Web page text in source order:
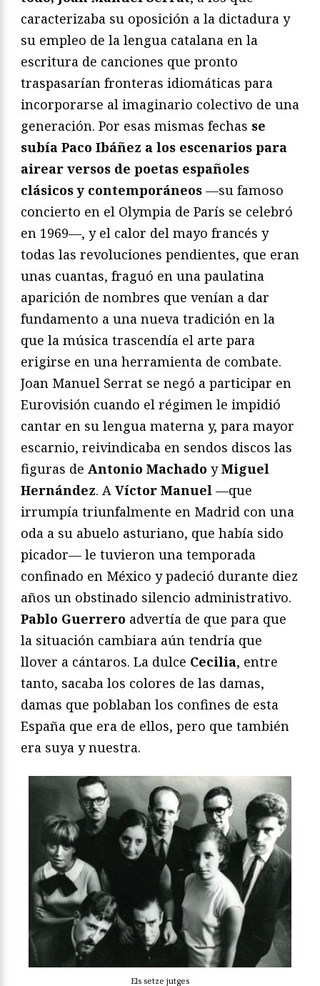
caracterizaba su oposición a la dictadura y
su empleo de la lengua catalana en la
escritura de canciones que pronto
traspasarían fronteras idiomáticas para
incorporarse al imaginario colectivo de una
generación. Por esas mismas fechas se
subía Paco Ibáñez a los escenarios para
airear versos de poetas españoles
clásicos y contemporáneos —su famoso
concierto en el Olympia de París se celebró
en 1969—, y el calor del mayo francés y
todas las revoluciones pendientes, que eran
unas cuantas, fraguó en una paulatina
aparición de nombres que venían a dar
fundamento a una nueva tradición en la
que la música trascendía el arte para
erigirse en una herramienta de combate.
Joan Manuel Serrat se negó a participar en
Eurovisión cuando el régimen le impidió
cantar en su lengua materna y, para mayor
escarnio, reivindicaba en sendos discos las
figuras de Antonio Machado yMiguel
Hernández. A Víctor Manuel —que
irrumpía triunfalmente en Madrid con una
oda a su abuelo asturiano, que había sido
picador— le tuvieron una temporada
confinado en México y padeció durante diez
años un obstinado silencio administrativo.
Pablo Guerrero advertía de que para que
la situación cambiara aún tendría que
llover a cántaros. La dulce Cecilia, entre
tanto, sacaba los colores de las damas,
damas que poblaban los confines de esta
España que era de ellos, pero que también
era suya y nuestra.
Els setze jutges